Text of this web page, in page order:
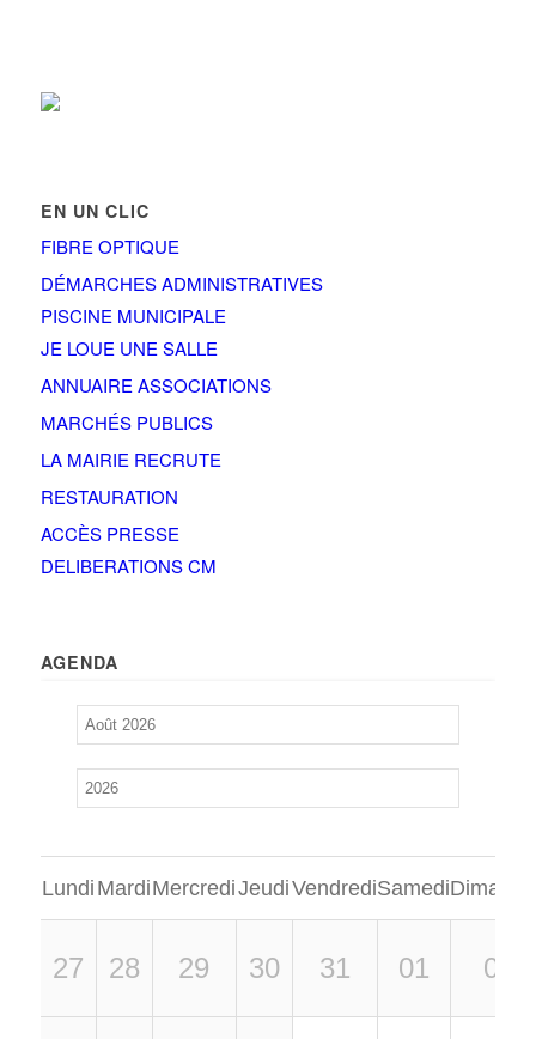
EN UN CLIC
FIBRE OPTIQUE
DÉMARCHES ADMINISTRATIVES
PISCINE MUNICIPALE
JE LOUE UNE SALLE
ANNUAIRE ASSOCIATIONS
MARCHÉS PUBLICS
LA MAIRIE RECRUTE
RESTAURATION
ACCÈS PRESSE
DELIBERATIONS CM
AGENDA
Lundi MardiMercrediJeudiVendrediSamedi
27 28 29 30 31 01 02